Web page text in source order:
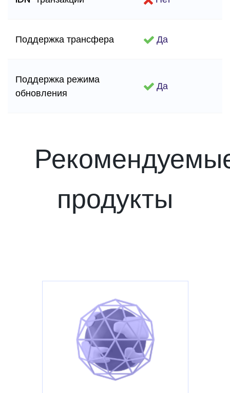
Поддержка трансфера Да
Поддержка режима
обновления
Да
продукты